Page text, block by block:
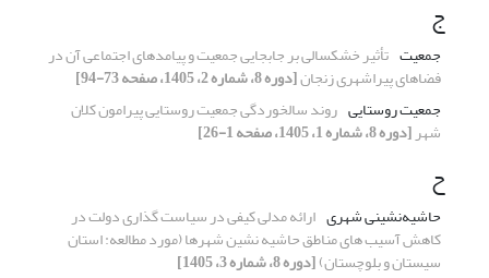
ج
جمعیت تأثیر خشکسالی بر جابجایی جمعیت و پیامدهای اجتماعی آن در
فضاهای پیراشهری زنجان[دوره 8، شماره 2، 1405، صفحه 73-94]
جمعیت روستایی روند سالخوردگی جمعیت روستایی پیرامون کلان
شهر[دوره 8، شماره 1، 1405، صفحه 1-26]
ح
حاشیه‌نشینی شهری ارائه مدلی کیفی در سیاست گذاری دولت در
کاهش آسیب های مناطق حاشیه نشین شهرها (مورد مطالعه: استان
سیستان و بلوچستان)[دوره 8، شماره 3، 1405]